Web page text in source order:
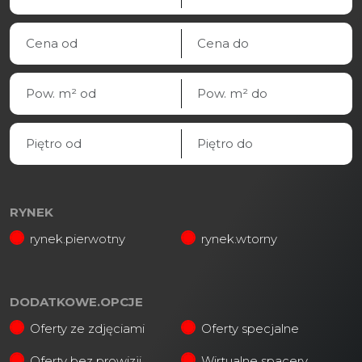
RYNEK
rynek.pierwotny
rynek.wtorny
DODATKOWE.OPCJE
Oferty ze zdjęciami
Oferty specjalne